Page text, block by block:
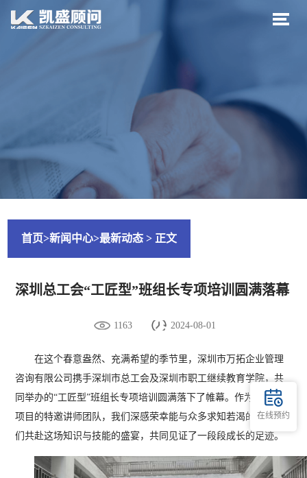
首页>新闻中心>最新动态 > 正文
深圳总工会“工匠型”班组长专项培训圆满落幕
1163 2024-08-01
在这个春意盎然、充满希望的季节里，深圳市万拓企业管理
咨询有限公司携手深圳市总工会及深圳市职工继续教育学院，共
同举办的“工匠型”班组长专项培训圆满落下了帷幕。作为此次培训
项目的特邀讲师团队，我们深感荣幸能与众多求知若渴的班组长
们共赴这场知识与技能的盛宴，共同见证了一段段成长的足迹。
在线预约